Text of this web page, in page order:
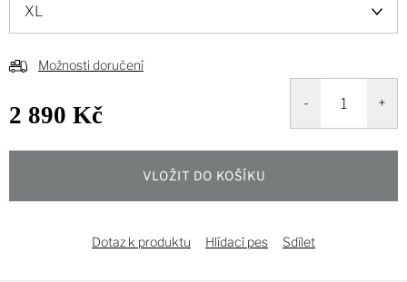
Možnosti doručení
2 890 Kč
VLOŽIT DO KOŠÍKU
Dotaz k produktu Hlídací pes Sdílet